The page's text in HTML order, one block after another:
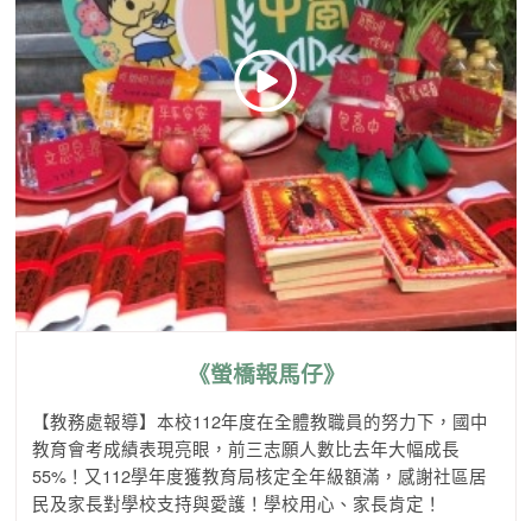
《螢橋報馬仔》
【教務處報導】本校112年度在全體教職員的努力下，國中
教育會考成績表現亮眼，前三志願人數比去年大幅成長
55%！又112學年度獲教育局核定全年級額滿，感謝社區居
民及家長對學校支持與愛護！學校用心、家長肯定！